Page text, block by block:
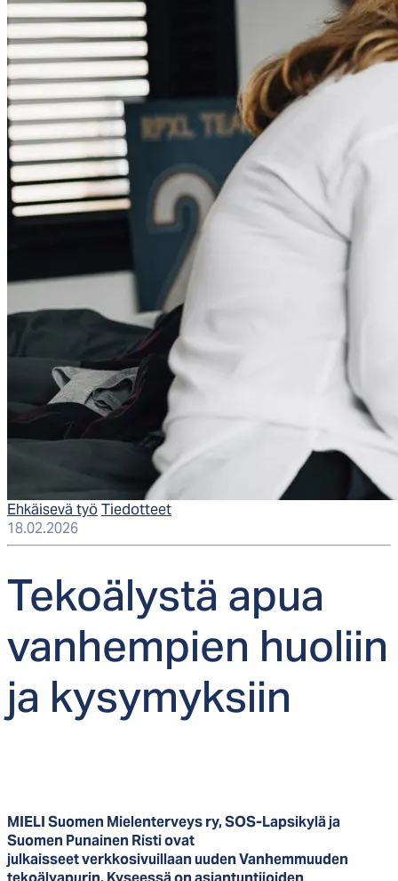
Ehkäisevä työTiedotteet
18.02.2026
Te­koä­lys­tä apua
van­hem­pien huo­liin
ja ky­sy­myk­siin
MIELI Suomen Mielenterveys ry, SOS-Lapsikylä ja
Suomen Punainen Risti ovat
julkaisseet verkkosivuillaan uuden Vanhemmuuden